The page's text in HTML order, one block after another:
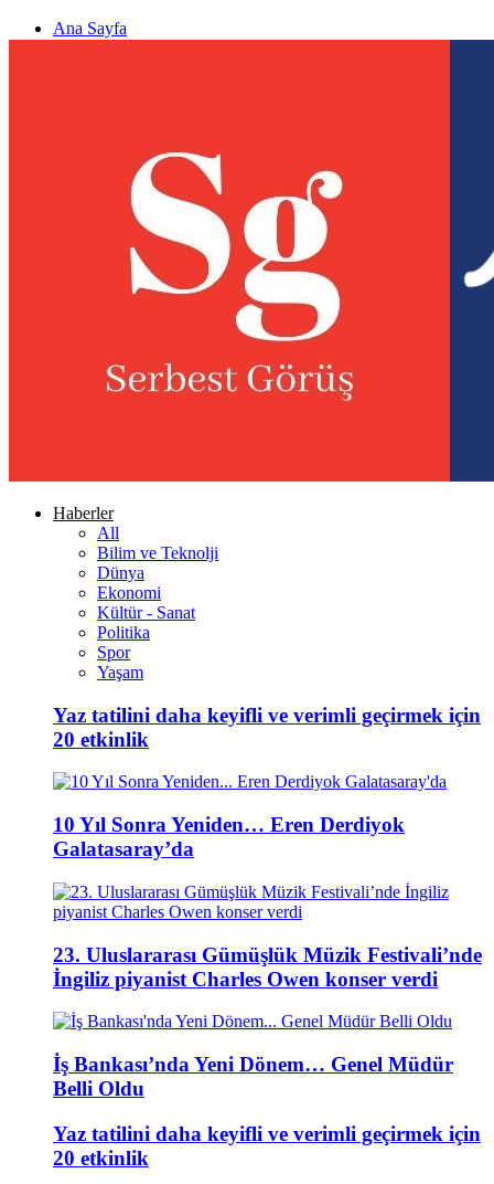
Ana Sayfa
Haberler
All
Bilim ve Teknolji
Dünya
Ekonomi
Kültür - Sanat
Politika
Spor
Yaşam
Yaz tatilini daha keyifli ve verimli geçirmek için
20 etkinlik
10 Yıl Sonra Yeniden… Eren Derdiyok
Galatasaray’da
23. Uluslararası Gümüşlük Müzik Festivali’nde
İngiliz piyanist Charles Owen konser verdi
İş Bankası’nda Yeni Dönem… Genel Müdür
Belli Oldu
Yaz tatilini daha keyifli ve verimli geçirmek için
20 etkinlik